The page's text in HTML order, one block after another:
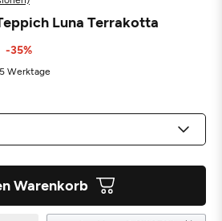
Luna Terrakotta
-35%
Werktage
Warenkorb